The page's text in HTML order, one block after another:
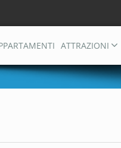
ATTRAZIONI